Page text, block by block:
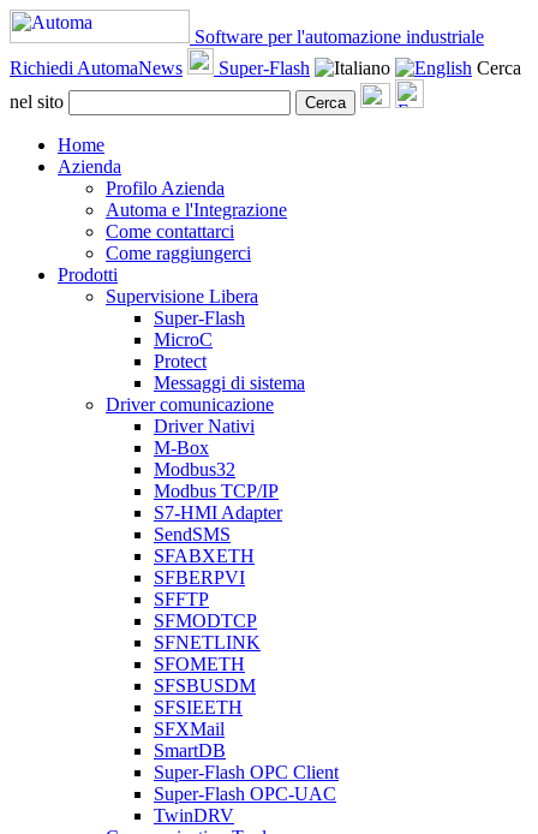
Software per l'automazione industriale
Richiedi AutomaNews
Super-Flash
Cerca
nel sito
Cerca
Home
Azienda
Profilo Azienda
Automa e l'Integrazione
Come contattarci
Come raggiungerci
Prodotti
Supervisione Libera
Super-Flash
MicroC
Protect
Messaggi di sistema
Driver comunicazione
Driver Nativi
M-Box
Modbus32
Modbus TCP/IP
S7-HMI Adapter
SendSMS
SFABXETH
SFBERPVI
SFFTP
SFMODTCP
SFNETLINK
SFOMETH
SFSBUSDM
SFSIEETH
SFXMail
SmartDB
Super-Flash OPC Client
Super-Flash OPC-UAC
TwinDRV